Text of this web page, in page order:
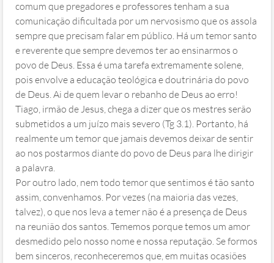
comum que pregadores e professores tenham a sua
comunicação dificultada por um nervosismo que os assola
sempre que precisam falar em público. Há um temor santo
e reverente que sempre devemos ter ao ensinarmos o
povo de Deus. Essa é uma tarefa extremamente solene,
pois envolve a educação teológica e doutrinária do povo
de Deus. Ai de quem levar o rebanho de Deus ao erro!
Tiago, irmão de Jesus, chega a dizer que os mestres serão
submetidos a um juízo mais severo (Tg 3.1). Portanto, há
realmente um temor que jamais devemos deixar de sentir
ao nos postarmos diante do povo de Deus para lhe dirigir
a palavra.
Por outro lado, nem todo temor que sentimos é tão santo
assim, convenhamos. Por vezes (na maioria das vezes,
talvez), o que nos leva a temer não é a presença de Deus
na reunião dos santos. Tememos porque temos um amor
desmedido pelo nosso nome e nossa reputação. Se formos
bem sinceros, reconheceremos que, em muitas ocasiões